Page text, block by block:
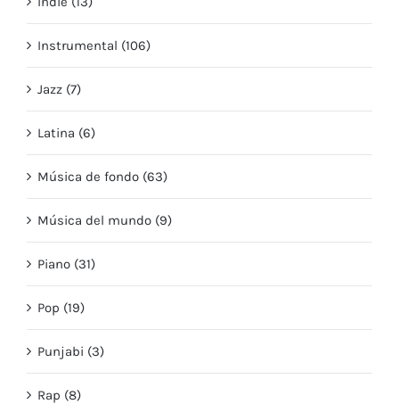
Instrumental (106)
Jazz (7)
Latina (6)
Música de fondo (63)
Música del mundo (9)
Piano (31)
Pop (19)
Punjabi (3)
Rap (8)